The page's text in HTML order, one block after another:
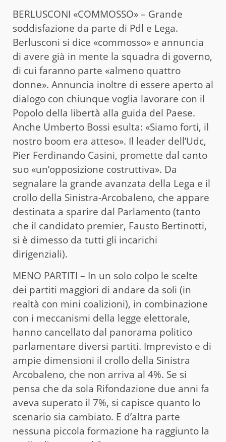
BERLUSCONI «COMMOSSO» – Grande
soddisfazione da parte di Pdl e Lega.
Berlusconi si dice «commosso» e annuncia
di avere già in mente la squadra di governo,
di cui faranno parte «almeno quattro
donne». Annuncia inoltre di essere aperto al
dialogo con chiunque voglia lavorare con il
Popolo della libertà alla guida del Paese.
Anche Umberto Bossi esulta: «Siamo forti, il
nostro boom era atteso». Il leader dell’Udc,
Pier Ferdinando Casini, promette dal canto
suo «un’opposizione costruttiva». Da
segnalare la grande avanzata della Lega e il
crollo della Sinistra-Arcobaleno, che appare
destinata a sparire dal Parlamento (tanto
che il candidato premier, Fausto Bertinotti,
si è dimesso da tutti gli incarichi
dirigenziali).
MENO PARTITI – In un solo colpo le scelte
dei partiti maggiori di andare da soli (in
realtà con mini coalizioni), in combinazione
con i meccanismi della legge elettorale,
hanno cancellato dal panorama politico
parlamentare diversi partiti. Imprevisto e di
ampie dimensioni il crollo della Sinistra
Arcobaleno, che non arriva al 4%. Se si
pensa che da sola Rifondazione due anni fa
aveva superato il 7%, si capisce quanto lo
scenario sia cambiato. E d’altra parte
nessuna piccola formazione ha raggiunto la